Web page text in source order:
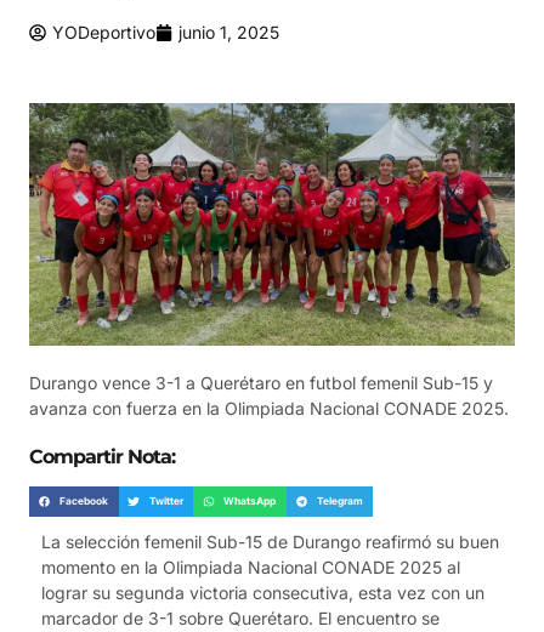
YODeportivo junio 1, 2025
Durango vence 3-1 a Querétaro en futbol femenil Sub-15 y
avanza con fuerza en la Olimpiada Nacional CONADE 2025.
Compartir Nota:
Facebook Twitter WhatsApp Telegram
La selección femenil Sub-15 de Durango reafirmó su buen
momento en la Olimpiada Nacional CONADE 2025 al
lograr su segunda victoria consecutiva, esta vez con un
marcador de 3-1 sobre Querétaro. El encuentro se